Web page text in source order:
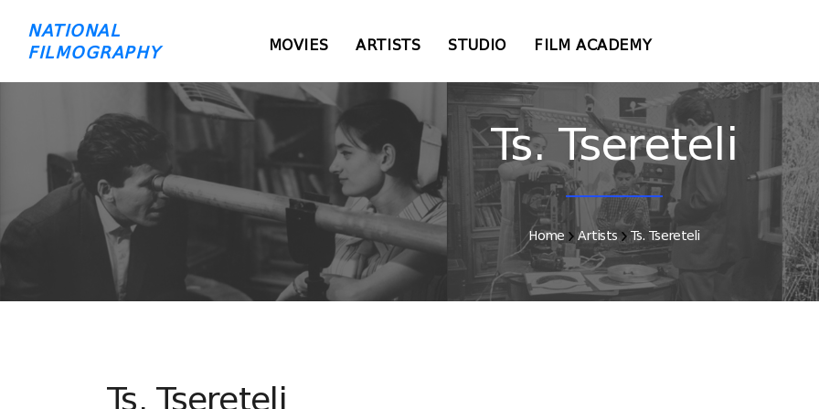
NATIONAL
FILMOGRAPHY
MOVIES ARTISTS STUDIO FILM ACADEMY
Ts. Tsereteli
Home Artists Ts. Tsereteli
Ts. Tsereteli